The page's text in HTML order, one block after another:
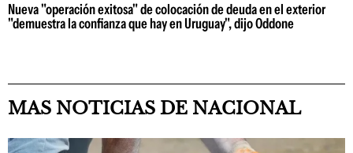
Nueva "operación exitosa" de colocación de deuda en el exterior
"demuestra la confianza que hay en Uruguay", dijo Oddone
MAS NOTICIAS DE NACIONAL